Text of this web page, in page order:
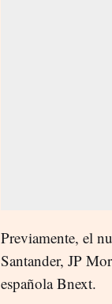
Previamente, el
Santander, JP
española Bnext.